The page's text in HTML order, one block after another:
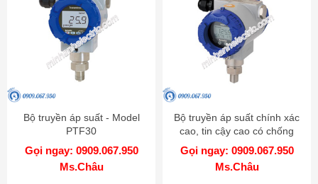
Bộ truyền áp suất - Model
PTF30
Gọi ngay: 0909.067.950
Ms.Châu
Bộ truyền áp suất chính xác
cao, tin cậy cao có chống
cháy nổ - Model KT-302H
Gọi ngay: 0909.067.950
Ms.Châu